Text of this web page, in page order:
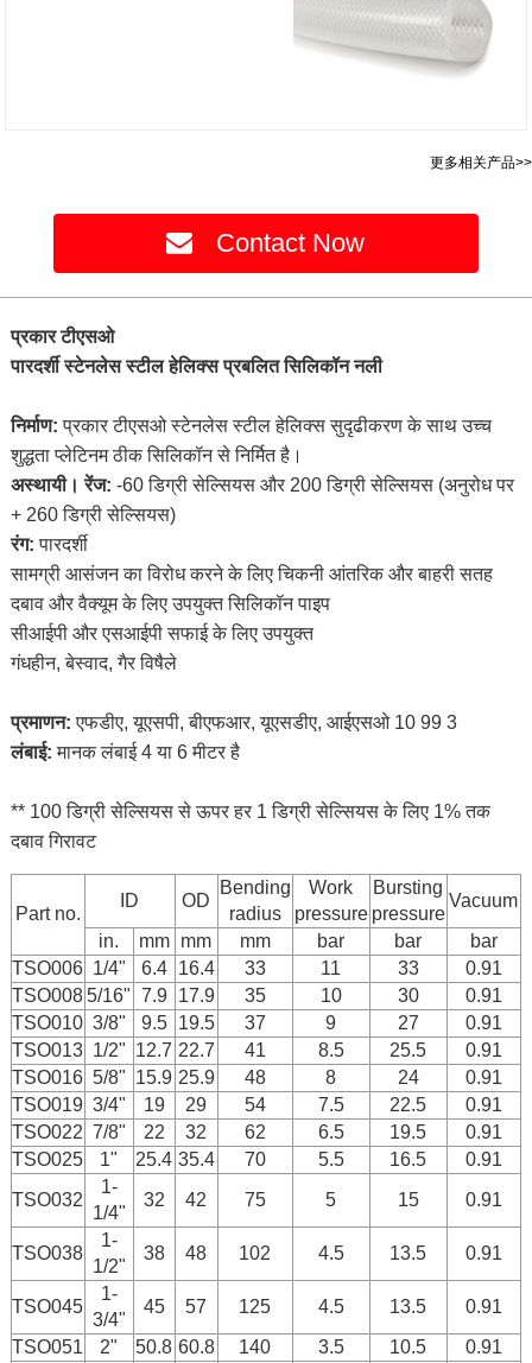
更多相关产品>>
Contact Now
प्रकार टीएसओ
पारदर्शी स्टेनलेस स्टील हेलिक्स प्रबलित सिलिकॉन नली
निर्माण: प्रकार टीएसओ स्टेनलेस स्टील हेलिक्स सुदृढीकरण के साथ उच्च
शुद्धता प्लेटिनम ठीक सिलिकॉन से निर्मित है।
अस्थायी। रेंज: -60 डिग्री सेल्सियस और 200 डिग्री सेल्सियस (अनुरोध पर
+ 260 डिग्री सेल्सियस)
रंग: पारदर्शी
सामग्री आसंजन का विरोध करने के लिए चिकनी आंतरिक और बाहरी सतह
दबाव और वैक्यूम के लिए उपयुक्त सिलिकॉन पाइप
सीआईपी और एसआईपी सफाई के लिए उपयुक्त
गंधहीन, बेस्वाद, गैर विषैले
प्रमाणन: एफडीए, यूएसपी, बीएफआर, यूएसडीए, आईएसओ 10 99 3
लंबाई: मानक लंबाई 4 या 6 मीटर है
** 100 डिग्री सेल्सियस से ऊपर हर 1 डिग्री सेल्सियस के लिए 1% तक
दबाव गिरावट
Part no.
ID OD
Bending
radius
Work
pressure
Bursting
pressure
Vacuum
in.
mm mm mm bar bar
bar
TSO006 1/4" 6.4 16.4 33 11 33
0.91
TSO008 5/16" 7.9 17.9 35 10 30
0.91
TSO010 3/8" 9.5 19.5 37 9 27
0.91
TSO013 1/2" 12.7 22.7 41 8.5 25.5
0.91
TSO016 5/8" 15.9 25.9 48 8 24
0.91
TSO019 3/4" 19 29 54 7.5 22.5
0.91
TSO022 7/8" 22 32 62 6.5 19.5
0.91
TSO025
1" 25.4 35.4 70 5.5 16.5
0.91
TSO032
1-
1/4"
32 42 75 5 15 0.91
TSO038
1-
1/2"
38 48 102 4.5 13.5 0.91
TSO045
1-
3/4"
45 57 125 4.5 13.5
0.91
TSO051
2" 50.8 60.8 140 3.5 10.5
0.91